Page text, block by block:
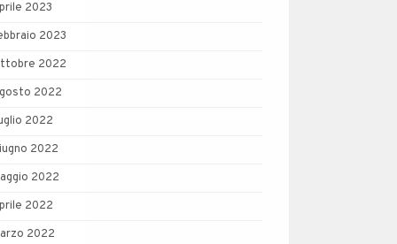
2023
2023
2022
2022
2022
2022
2022
2022
2022